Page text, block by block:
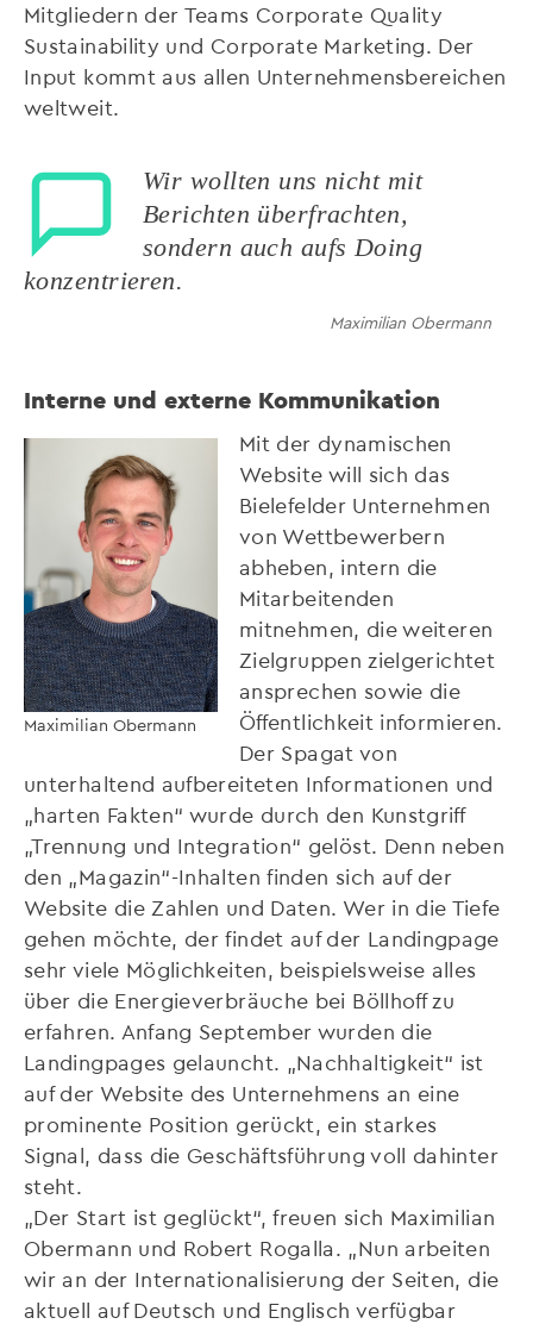
Mitgliedern der Teams Corporate Quality
Sustainability und Corporate Marketing. Der
Input kommt aus allen Unternehmensbereichen
weltweit.
Wir wollten uns nicht mit
Berichten überfrachten,
sondern auch aufs Doing
konzentrieren.
Maximilian Obermann
Interne und externe Kommunikation
Maximilian Obermann
Mit der dynamischen
Website will sich das
Bielefelder Unternehmen
von Wettbewerbern
abheben, intern die
Mitarbeitenden
mitnehmen, die weiteren
Zielgruppen zielgerichtet
ansprechen sowie die
Öffentlichkeit informieren.
Der Spagat von
unterhaltend aufbereiteten Informationen und
„harten Fakten“ wurde durch den Kunstgriff
„Trennung und Integration“ gelöst. Denn neben
den „Magazin“-Inhalten finden sich auf der
Website die Zahlen und Daten. Wer in die Tiefe
gehen möchte, der findet auf der Landingpage
sehr viele Möglichkeiten, beispielsweise alles
über die Energieverbräuche bei Böllhoff zu
erfahren. Anfang September wurden die
Landingpages gelauncht. „Nachhaltigkeit“ ist
auf der Website des Unternehmens an eine
prominente Position gerückt, ein starkes
Signal, dass die Geschäftsführung voll dahinter
steht.
„Der Start ist geglückt“, freuen sich Maximilian
Obermann und Robert Rogalla. „Nun arbeiten
wir an der Internationalisierung der Seiten, die
aktuell auf Deutsch und Englisch verfügbar